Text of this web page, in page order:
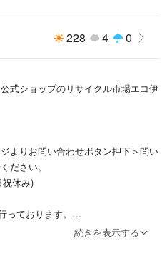
228 4 0
式ショップのリサイクル市場エコ伊
よりお問い合わせボタン押下＞問い
ださい。
祝休み)
ております。
続きを表示する